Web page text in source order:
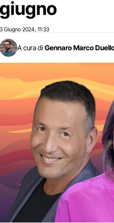
giugno
3 Giugno 2024 11:33
A cura di Gennaro Marco